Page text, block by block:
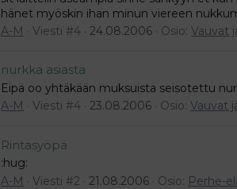
hänet myöskin ihan minun viereen
A-M
Viesti #4 24.08.2006 Osio: Vauvat
nurkka asiasta
Eipä oo yhtäkään muksuista seisotettu
A-M
Viesti #4 23.08.2006 Osio: Vauvat
Rintasyöpä
:hug:
A-M
Viesti #2 21.08.2006 Osio: Perhe-